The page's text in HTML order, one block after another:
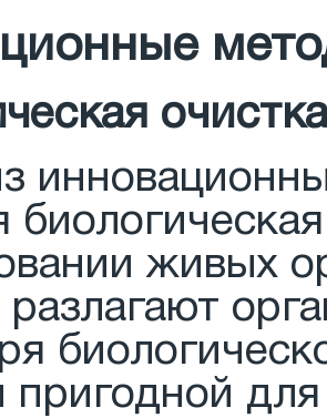
очистка
живых
пригодной